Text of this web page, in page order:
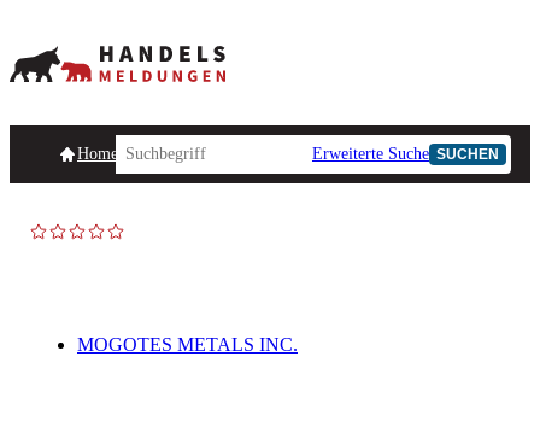
HomepageHandelsmeldungen Ad-Hoc-Meldungen
Erweiterte Suche SUCHEN
MOGOTES METALS INC.